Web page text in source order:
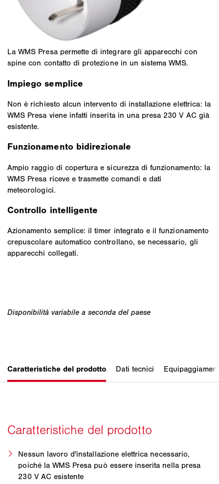
La WMS Presa permette di integrare gli apparecchi con
spine con contatto di protezione in un sistema WMS.
Impiego semplice
Non è richiesto alcun intervento di installazione elettrica: la
WMS Presa viene infatti inserita in una presa 230 V AC già
esistente.
Funzionamento bidirezionale
Ampio raggio di copertura e sicurezza di funzionamento: la
WMS Presa riceve e trasmette comandi e dati
meteorologici.
Controllo intelligente
Azionamento semplice: il timer integrato e il funzionamento
crepuscolare automatico controllano, se necessario, gli
apparecchi collegati.
Nessun lavoro d'installazione elettrica necessario,
poiché la WMS Presa può essere inserita nella presa
230 V AC esistente